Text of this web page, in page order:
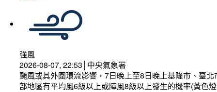
強風
2026-08-07, 22:53│中央氣象署
颱風或其外圍環流影響，7日晚上至8日晚上基隆市、臺
部地區有平均風6級以上或陣風8級以上發生的機率(黃色